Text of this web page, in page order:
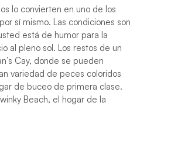
lo convierten en uno de los
sí mismo. Las condiciones son
está de humor para la
al pleno sol. Los restos de un
Cay, donde se pueden
variedad de peces coloridos
de buceo de primera clase.
Beach, el hogar de la